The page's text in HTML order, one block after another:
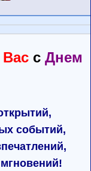
Вас с Днем
событий,